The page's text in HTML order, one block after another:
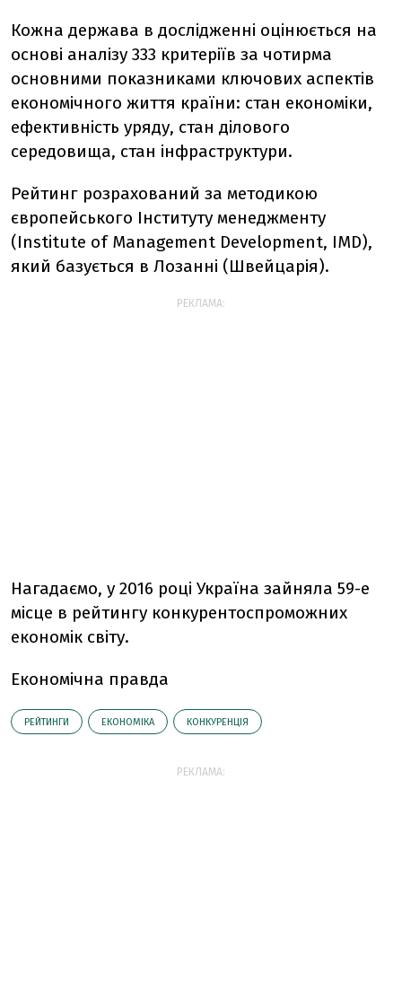
Кожна держава в дослідженні оцінюється на
основі аналізу 333 критеріїв за чотирма
основними показниками ключових аспектів
економічного життя країни: стан економіки,
ефективність уряду, стан ділового
середовища, стан інфраструктури.
Рейтинг розрахований за методикою
європейського Інституту менеджменту
(Institute of Management Development, IMD),
який базується в Лозанні (Швейцарія).
РЕКЛАМА:
Нагадаємо, у 2016 році Україна зайняла 59-е
місце в рейтингу конкурентоспроможних
економік світу.
Економічна правда
РЕЙТИНГИ ЕКОНОМІКА КОНКУРЕНЦІЯ
РЕКЛАМА: